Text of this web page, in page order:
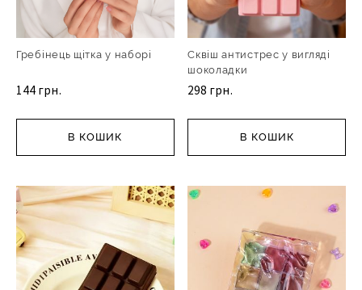
Гребінець щітка у наборі
144 грн.
В КОШИК
Сквіш антистрес у вигляді
шоколадки
298 грн.
В КОШИК